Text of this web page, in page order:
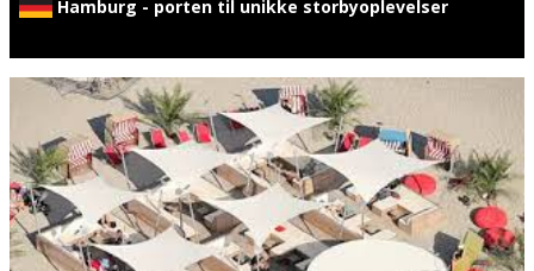
Hamburg - porten til unikke storbyoplevelser